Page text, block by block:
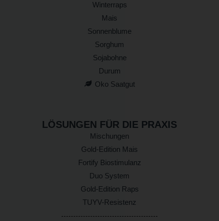
Winterraps
Mais
Sonnenblume
Sorghum
Sojabohne
Durum
Oko Saatgut
LÖSUNGEN FÜR DIE PRAXIS
Mischungen
Gold-Edition Mais
Fortify Biostimulanz
Duo System
Gold-Edition Raps
TUYV-Resistenz